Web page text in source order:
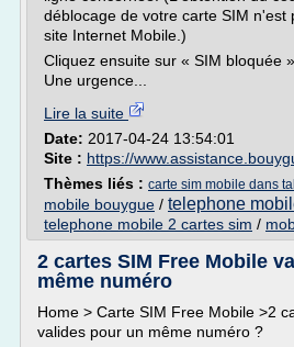
déblocage de votre carte SIM n'est
site Internet Mobile.)
Cliquez ensuite sur « SIM bloquée
Une urgence...
Lire la suite
Date: 2017-04-24 13:54:01
Site : https://
Thèmes liés : carte sim mobile dans
mobile bouygue / telephone
telephone mobile 2 cartes sim /
2 cartes SIM Free Mobile
même numéro
Home > Carte SIM Free Mobile >2
valides pour un même numéro ?